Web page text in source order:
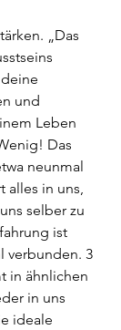
„Das
und
Leben
Das
neunmal
alles in uns,
selber zu
ist
verbunden. 3
in ähnlichen
in uns
ideale